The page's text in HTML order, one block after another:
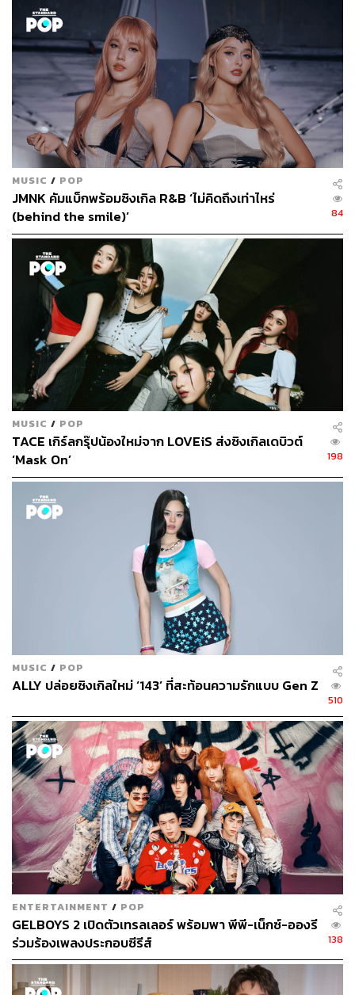
TAGS: T-POP PROXIE
ABOUT THE AUTHOR
พิมพ์มาดา เอี้ยวซิโป
MUSIC / POP
JMNK คัมแบ็กพร้อมซิงเกิล R&B ‘ไม่คิดถึงเท่าไหร่
(behind the smile)’
84
MUSIC / POP
TACE เกิร์ลกรุ๊ปน้องใหม่จาก LOVEiS ส่งซิงเกิลเดบิวต์
‘Mask On’
198
MUSIC / POP
ALLY ปล่อยซิงเกิลใหม่ ‘143’ ที่สะท้อนความรักแบบ Gen Z
510
ENTERTAINMENT / POP
GELBOYS 2 เปิดตัวเทรลเลอร์ พร้อมพา พีพี-เน็กซ์-อองรี
ร่วมร้องเพลงประกอบซีรีส์
138